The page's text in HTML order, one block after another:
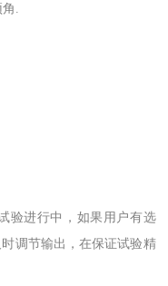
.
验进行中，如果用户有选
调节输出，在保证试验精